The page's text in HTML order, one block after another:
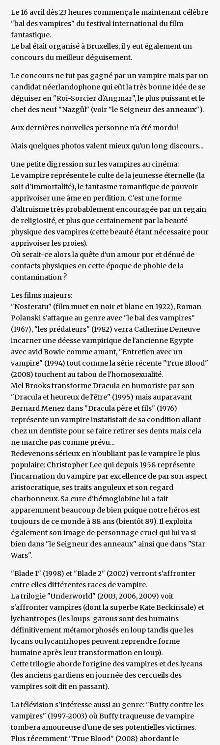
Le 16 avril dès 23 heures commença le maintenant célèbre
"bal des vampires" du festival international du film
fantastique.
Le bal était organisé à Bruxelles, il y eut également un
concours du meilleur déguisement.
Le concours ne fut pas gagné par un vampire mais par un
candidat néerlandophone qui eût la très bonne idée de se
déguiser en "Roi-Sorcier d'Angmar", le plus puissant et le
chef des neuf "Nazgûl" (voir "le Seigneur des anneaux").
Aux dernières nouvelles personne n'a été mordu!
Mais quelques photos valent mieux qu'un long discours...
Une petite digression sur les vampires au cinéma:
Le vampire représente le culte de la jeunesse éternelle (la
soif d'immortalité), le fantasme romantique de pouvoir
apprivoiser une âme en perdition. C'est une forme
d'altruisme très probablement encouragée par un regain
de religiosité, et plus que certainement par la beauté
physique des vampires (cette beauté étant nécessaire pour
apprivoiser les proies).
Où serait-ce alors la quête d'un amour pur et dénué de
contacts physiques en cette époque de phobie de la
contamination ?
Les films majeurs:
"Nosferatu" (film muet en noir et blanc en 1922), Roman
Polanski s'attaque au genre avec "le bal des vampires"
(1967), "les prédateurs" (1982) verra Catherine Deneuve
incarner une déesse vampirique de l'ancienne Egypte
avec avid Bowie comme amant, "Entretien avec un
vampire" (1994) tout comme la série récente "True Blood"
(2008) touchent au tabou de l'homosexualité.
Mel Brooks transforme Dracula en humoriste par son
"Dracula et heureux de l'être" (1995) mais auparavant
Bernard Menez dans "Dracula père et fils" (1976)
représente un vampire instatisfait de sa condition allant
chez un dentiste pour se faire retirer ses dents mais cela
ne marche pas comme prévu...
Redevenons sérieux en n'oubliant pas le vampire le plus
populaire: Christopher Lee qui depuis 1958 représente
l'incarnation du vampire par excellence de par son aspect
aristocratique, ses traits anguleux et son regard
charbonneux. Sa cure d'hémoglobine lui a fait
apparemment beaucoup de bien puique notre héros est
toujours de ce monde à 88 ans (bientôt 89). Il exploita
également son image de personnage cruel qui lui va si
bien dans "le Seigneur des anneaux" ainsi que dans "Star
Wars".
"Blade 1" (1998) et "Blade 2" (2002) verront s'affronter
entre elles différentes races de vampire.
La trilogie "Underworld" (2003, 2006, 2009) voit
s'affronter vampires (dont la superbe Kate Beckinsale) et
lychantropes (les loups-garous sont des humains
définitivement métamorphosés en loup tandis que les
lycans ou lycantrhopes peuvent reprendre forme
humaine après leur transformation en loup).
Cette trilogie aborde l'origine des vampires et des lycans
(les anciens gardiens en journée des cercueils des
vampires soit dit en passant).
La télévision s'intéresse aussi au genre: "Buffy contre les
vampires" (1997-2003) où Buffy traqueuse de vampire
tombera amoureuse d'une de ses potentielles victimes.
Plus récemment "True Blood" (2008) abordant le